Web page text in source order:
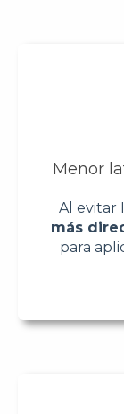
Menor
Al evitar
más
para